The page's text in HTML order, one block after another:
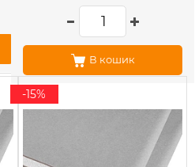
В кошик
-15%